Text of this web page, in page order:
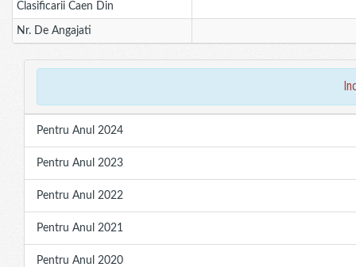
Clasificarii Caen Din
Nr. De Angajati
Pentru Anul 2024
Pentru Anul 2023
Pentru Anul 2022
Pentru Anul 2021
Pentru Anul 2020